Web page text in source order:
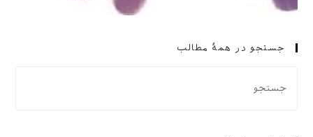
جستجو در همهٔ مطالب